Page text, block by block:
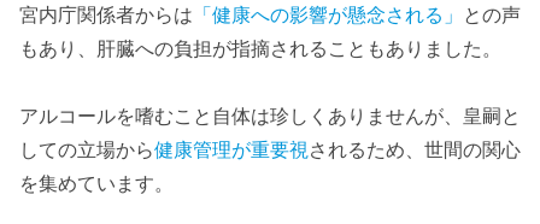
宮内庁関係者からは 「健康への影響が懸念される」 との声
もあり、肝臓への負担が指摘されることもありました。
アルコールを嗜むこと自体は珍しくありませんが、皇嗣と
しての立場から健康管理が重要視されるため、世間の関心
を集めています。